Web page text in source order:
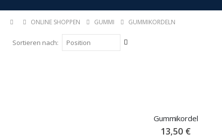
ONLINE SHOPPEN GUMMI GUMMIKORDELN
Sortieren nach
Gummikordel
13,50 €